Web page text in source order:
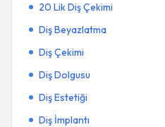
20 Lik Diş Çekimi
Diş Beyazlatma
Diş Çekimi
Diş Dolgusu
Diş Estetiği
Diş İmplantı